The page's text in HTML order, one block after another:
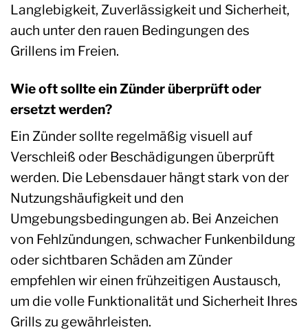
Langlebigkeit, Zuverlässigkeit und Sicherheit,
auch unter den rauen Bedingungen des
Grillens im Freien.
Wie oft sollte ein Zünder überprüft oder
ersetzt werden?
Ein Zünder sollte regelmäßig visuell auf
Verschleiß oder Beschädigungen überprüft
werden. Die Lebensdauer hängt stark von der
Nutzungshäufigkeit und den
Umgebungsbedingungen ab. Bei Anzeichen
von Fehlzündungen, schwacher Funkenbildung
oder sichtbaren Schäden am Zünder
empfehlen wir einen frühzeitigen Austausch,
um die volle Funktionalität und Sicherheit Ihres
Grills zu gewährleisten.